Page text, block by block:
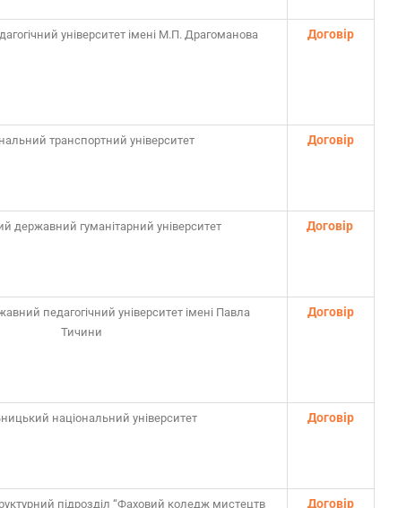
університет імені М.П. Драгоманова Договір
транспортний університет Договір
державний гуманітарний університет Договір
педагогічний університет імені Павла
Тичини
Договір
національний університет Договір
підрозділ “Фаховий коледж мистецтв
Договір